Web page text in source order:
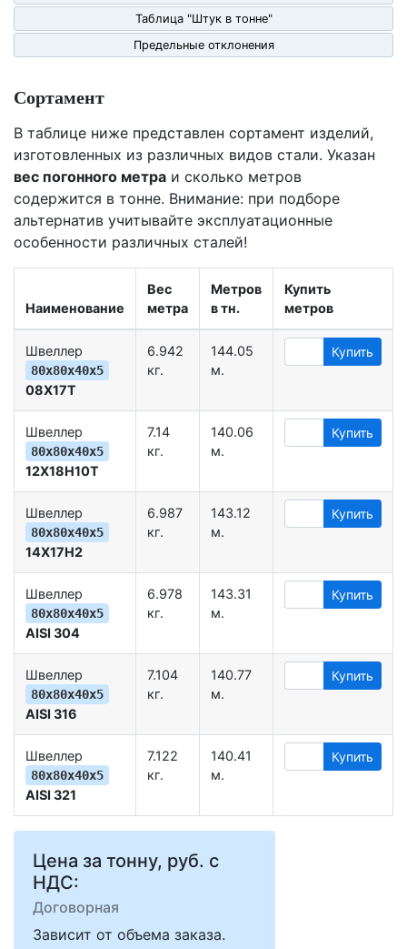
Таблица "Штук в тонне"
Предельные отклонения
Сортамент
В таблице ниже представлен сортамент изделий,
изготовленных из различных видов стали. Указан
вес погонного метра и сколько метров
содержится в тонне. Внимание: при подборе
альтернатив учитывайте эксплуатационные
особенности различных сталей!
Наименование
Вес
метра
Метров
в тн.
Купить
метров
Швеллер
80х80х40х5
08Х17Т
6.942
кг.
144.05
м.
Купить
Швеллер
80х80х40х5
12Х18Н10Т
7.14
кг.
140.06
м.
Купить
Швеллер
80х80х40х5
14Х17Н2
6.987
кг.
143.12
м.
Купить
Швеллер
80х80х40х5
AISI 304
6.978
кг.
143.31
м.
Купить
Швеллер
80х80х40х5
AISI 316
7.104
кг.
140.77
м.
Купить
Швеллер
80х80х40х5
AISI 321
7.122
кг.
140.41
м.
Купить
Цена за тонну, руб. с
НДС:
Договорная
Зависит от объема заказа.